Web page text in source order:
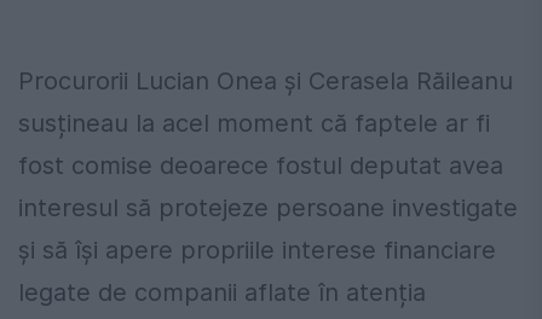
Procurorii Lucian Onea și Cerasela Răileanu
susțineau la acel moment că faptele ar fi
fost comise deoarece fostul deputat avea
interesul să protejeze persoane investigate
și să își apere propriile interese financiare
legate de companii aflate în atenția